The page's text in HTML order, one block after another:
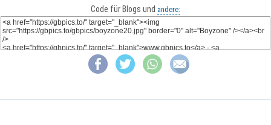
Code für Blogs und andere: